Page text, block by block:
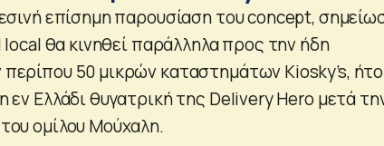
επίσημη παρουσίαση του concept,
θα κινηθεί παράλληλα προς την ήδη
50 μικρών καταστημάτων Kiosky’s,
εν Ελλάδι θυγατρική της Delivery Hero μετά
ομίλου Μούχαλη.